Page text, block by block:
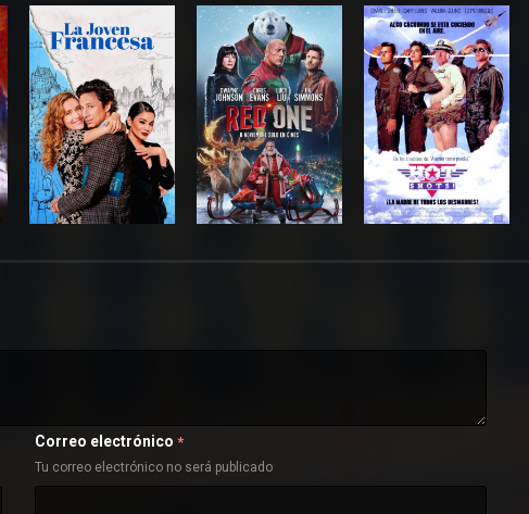
Correo electrónico *
Tu correo electrónico no será publicado